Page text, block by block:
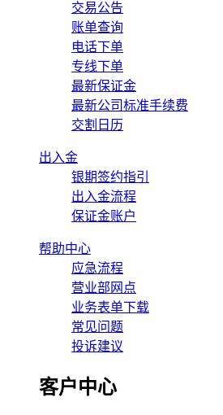
交易公告
账单查询
电话下单
专线下单
最新保证金
最新公司标准手续费
交割日历
出入金
银期签约指引
出入金流程
保证金账户
帮助中心
应急流程
营业部网点
业务表单下载
常见问题
投诉建议
客户中心